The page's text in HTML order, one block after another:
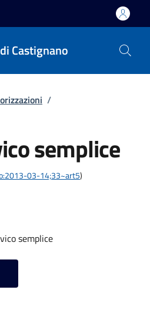
Castignano
/
semplice
03-14;33~art5)
semplice